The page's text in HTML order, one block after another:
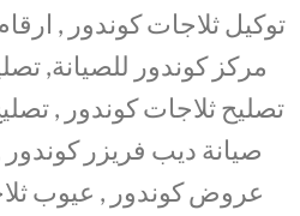
توكيل ثلاجات كوندور ,
مركز كوندور للصيانة,
تصليح ثلاجات كوندور ,
صيانة ديب فريزر
عروض كوندور , عيوب